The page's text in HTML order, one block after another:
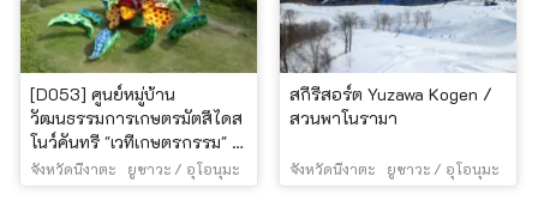
[D053] ศูนย์หมู่บ้าน
วัฒนธรรมการเกษตรมัตสึไดส
โนว์คันทรี "เวทีเกษตรกรรม" /
MVRDV
จังหวัดนีงาตะ ยูซาวะ / อุโอนุมะ
สกีรีสอร์ต Yuzawa Kogen /
สวนพาโนรามา
จังหวัดนีงาตะ ยูซาวะ / อุโอนุมะ